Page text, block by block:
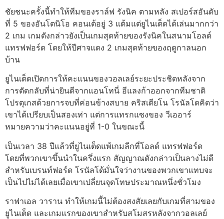
ชัยชนะครั้งนี้ทำให้ทีมของราล์ฟ รังนิค ตามหลัง สเปอร์สอันดับ
ที่ 5 ของอันโตนิโอ คอนเต้อยู่ 3 แต้มแต่ยูไนเต็ดได้เล่นมากกว่า
2 เกม เกมดังกล่าวยังเป็นเกมสุดท้ายของรังนิคในสนามโอลด์
แทรฟฟอร์ด โดยให้ปีศาจแดง 2 เกมสุดท้ายของฤดูกาลนอก
บ้าน
ยูไนเต็ดเปิดการให้คะแนนของวอลเลย์ระยะประชิดหลังจาก
การตัดกลับที่น่ายินดีจากแอนโทนี่ อีแลงก้าออกจากทีมชาติ
โปรตุเกสด้วยการจบที่ค่อนข้างสบาย คริสเตียโน โรนัลโดคิดว่า
เขาได้เปรียบเป็นสองเท่า แต่การแทรกแซงของ วีเออาร์
หมายความว่าคะแนนอยู่ที่ 1-0 ในขณะนี้
เป็นเวลา 38 ปีแล้วที่ยูไนเต็ดแพ้เกมลีกที่โอลด์ แทรฟฟอร์ด
โดยที่พวกเขาขึ้นนำในครึ่งแรก สัญญาณดังกล่าวเป็นลางไม่ดี
สำหรับเบรนท์ฟอร์ด โรนัลโด้มั่นใจว่างานของพวกเขาแทบจะ
เป็นไปไม่ได้เลยเมื่อเขาเปลี่ยนจุดโทษประมาณหนึ่งชั่วโมง
ราฟาเอล วาราน ทำให้เกมนี้ไม่ต้องสงสัยเลยกับเกมที่สามของ
ยูไนเต็ด และเกมแรกของเขาสำหรับสโมสรหลังจากวอลเลย์